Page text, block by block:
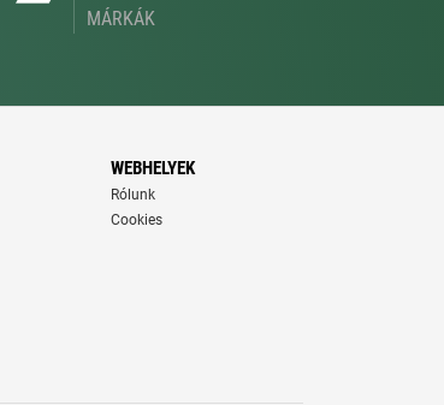
MÁRKÁK
WEBHELYEK
Rólunk
Cookies